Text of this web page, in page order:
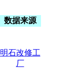
数据来源
明石改修工
厂